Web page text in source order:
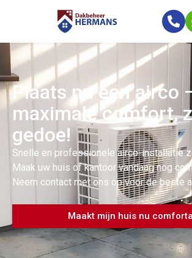
Plaats nu een airco
maximale comfort,
gedoe!
Snelle en professionele airco-installatie
Maak uw huis of kantoor vandaag nog
Neem contact met ons op voor de beste
Maakt mijn huis nu